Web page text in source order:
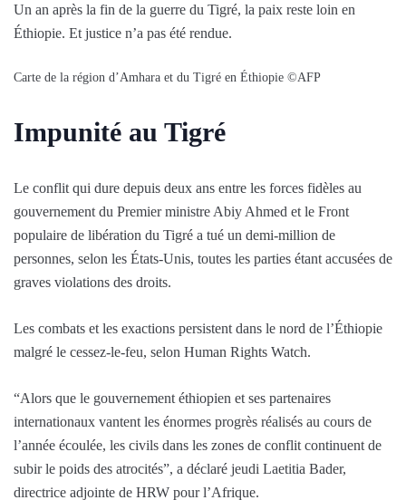
Un an après la fin de la guerre du Tigré, la paix reste loin en
Éthiopie. Et justice n’a pas été rendue.
Carte de la région d’Amhara et du Tigré en Éthiopie ©AFP
Impunité au Tigré
Le conflit qui dure depuis deux ans entre les forces fidèles au
gouvernement du Premier ministre Abiy Ahmed et le Front
populaire de libération du Tigré a tué un demi-million de
personnes, selon les États-Unis, toutes les parties étant accusées de
graves violations des droits.
Les combats et les exactions persistent dans le nord de l’Éthiopie
malgré le cessez-le-feu, selon Human Rights Watch.
“Alors que le gouvernement éthiopien et ses partenaires
internationaux vantent les énormes progrès réalisés au cours de
l’année écoulée, les civils dans les zones de conflit continuent de
subir le poids des atrocités”, a déclaré jeudi Laetitia Bader,
directrice adjointe de HRW pour l’Afrique.